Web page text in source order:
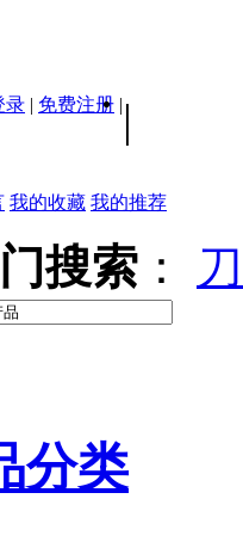
录 | 免费注册 | |
我的收藏 我的推荐
搜索 ：
分类